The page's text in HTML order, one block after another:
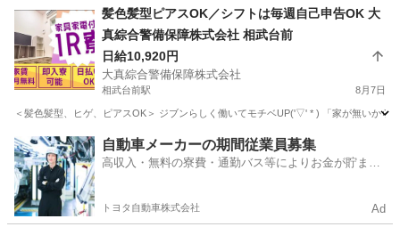
その他
髪色髪型ピアスOK／シフトは毎週自己申告OK 大
真綜合警備保障株式会社 相武台前
日給10,920円
大真綜合警備保障株式会社
相武台前駅 8月7日
＜髪色髪型、ヒゲ、ピアスOK＞ ジブンらしく働いてモチベUP('▽' * ) 「家が無いか
神奈川 座間市 相武台前駅 警備員
自動車メーカーの期間従業員募集
高収入・無料の寮費・通勤バス等によりお金が貯まり
トヨタ自動車株式会社 Ad